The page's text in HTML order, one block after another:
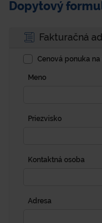
Dopytový
Fakturačná
Cenová ponuka na
Meno
Priezvisko
Kontaktná osoba
Adresa